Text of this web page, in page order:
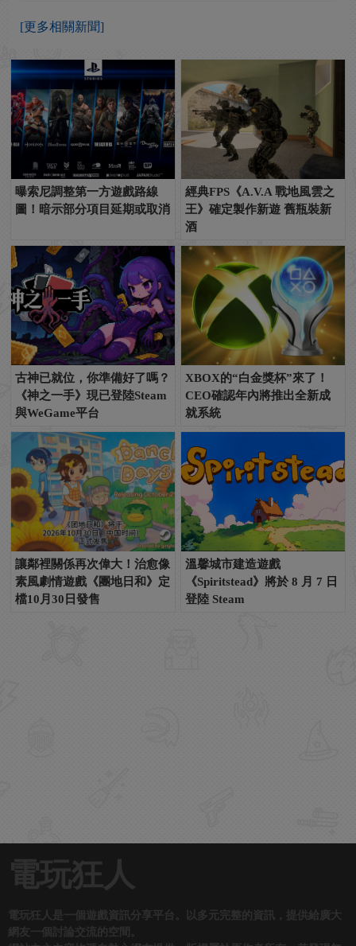
[更多相關新聞]
曝索尼調整第一方遊戲路線
圖！暗示部分項目延期或取消
經典FPS《A.V.A 戰地風雲之
王》確定製作新遊 舊瓶裝新
酒
古神已就位，你準備好了嗎？
《神之一手》現已登陸Steam
與WeGame平台
XBOX的“白金獎杯”來了！
CEO確認年內將推出全新成
就系統
讓鄰裡關係再次偉大！治愈像
素風劇情遊戲《團地日和》定
檔10月30日發售
溫馨城市建造遊戲
《Spiritstead》將於 8 月 7 日
登陸 Steam
電玩狂人
電玩狂人是一個遊戲資訊分享平台。以多元完整的資訊，提供給廣大
網友一個討論交流的空間。